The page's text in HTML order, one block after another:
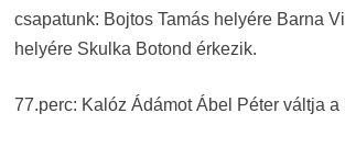
csapatunk: Bojtos Tamás helyére Barna
helyére Skulka Botond érkezik.
77.perc: Kalóz Ádámot Ábel Péter váltja a